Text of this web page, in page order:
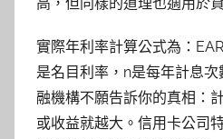
高，但同樣的道理也適用於
實際年利率計算公式為：
是名目利率，n是每年計息
融機構不願告訴你的真相：
或收益就越大。信用卡公司